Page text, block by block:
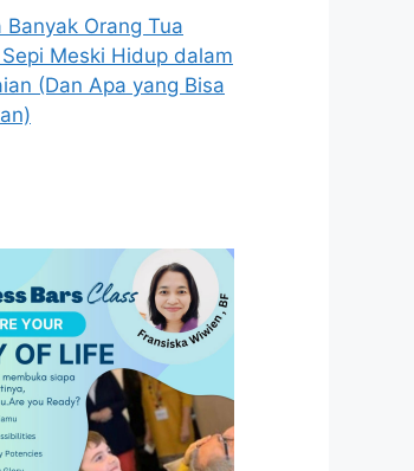
Banyak Orang Tua
Meski Hidup dalam
(Dan Apa yang Bisa